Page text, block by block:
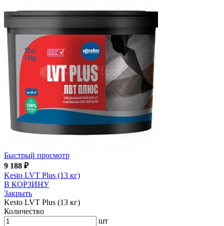
Быстрый просмотр
9 188 ₽
Kesto LVT Plus (13 кг)
В КОРЗИНУ
Закрыть
Kesto LVT Plus (13 кг)
Количество
шт